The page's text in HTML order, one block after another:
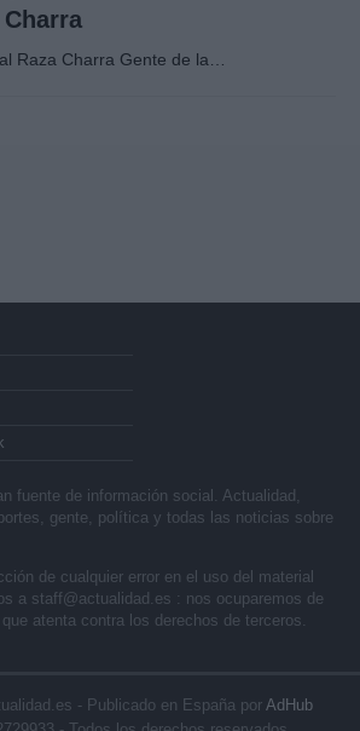
Raza Charra Gente de la…
fuente de información social. Actualidad,
gente, política y todas las noticias sobre
de cualquier error en el uso del material
a staff@actualidad.es : nos ocuparemos de
atenta contra los derechos de terceros.
- Publicado en España por AdHub